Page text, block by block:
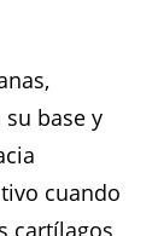
base y
cuando
cartílagos